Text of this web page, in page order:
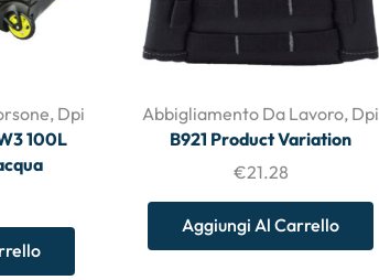
, Dpi
100L
Abbigliamento Da Lavoro, Dpi
B921 Product Variation
€21.28
Aggiungi Al Carrello